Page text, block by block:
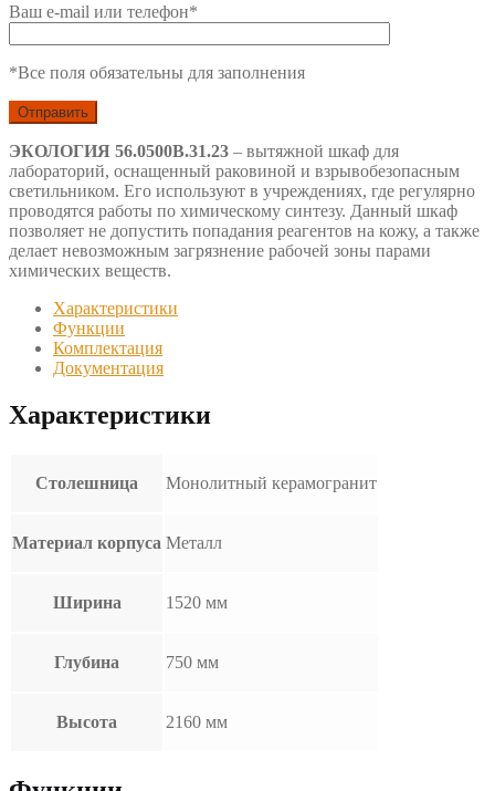
Ваш e-mail или телефон*
*Все поля обязательны для заполнения
ЭКОЛОГИЯ 56.0500В.31.23 – вытяжной шкаф для
лабораторий, оснащенный раковиной и взрывобезопасным
светильником. Его используют в учреждениях, где регулярно
проводятся работы по химическому синтезу. Данный шкаф
позволяет не допустить попадания реагентов на кожу, а также
делает невозможным загрязнение рабочей зоны парами
химических веществ.
Характеристики
Функции
Комплектация
Документация
Характеристики
Столешница Монолитный керамогранит
Материал корпуса Металл
Ширина 1520 мм
Глубина 750 мм
Высота 2160 мм